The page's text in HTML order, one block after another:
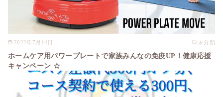
2022年7月14日 未分類
ホームケア用パワープレートで家族みんなの免疫UP！健康応援
キャンペーン ☆